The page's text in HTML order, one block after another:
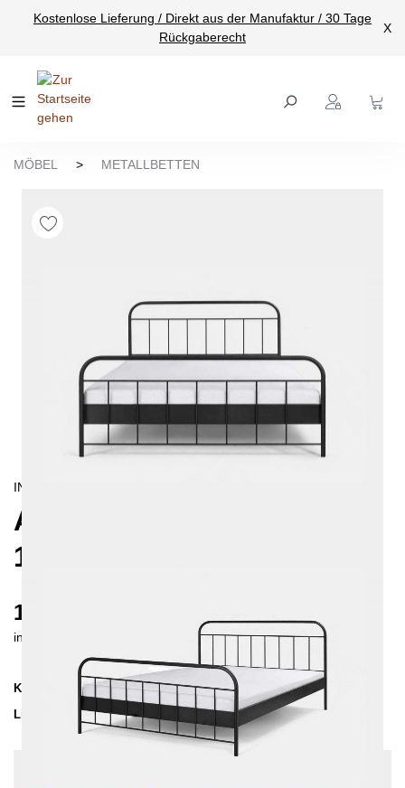
springen
Kostenlose Lieferung / Direkt aus der Manufaktur / 30 Tage
Rückgaberecht
X
MÖBEL > METALLBETTEN
INDUSTRIAL/
AVOS METALLBETT
140X200 CM
1075 €
inkl. MwSt. inkl. Versandkosten (DE)
Kollektion
AVOS
Lieferzeit
3-4 Wochen | vsl. 29. Aug - 5. Sep